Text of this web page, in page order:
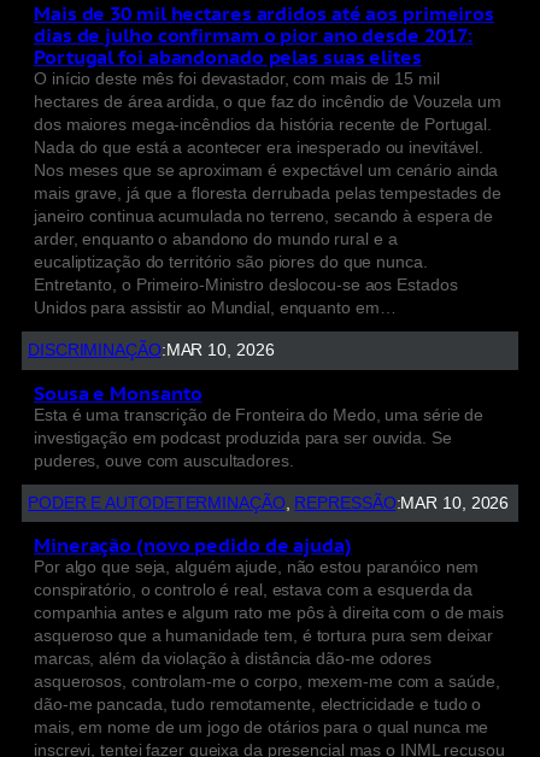
Mais de 30 mil hectares ardidos até aos primeiros
dias de julho confirmam o pior ano desde 2017:
Portugal foi abandonado pelas suas elites
O início deste mês foi devastador, com mais de 15 mil
hectares de área ardida, o que faz do incêndio de Vouzela um
dos maiores mega-incêndios da história recente de Portugal.
Nada do que está a acontecer era inesperado ou inevitável.
Nos meses que se aproximam é expectável um cenário ainda
mais grave, já que a floresta derrubada pelas tempestades de
janeiro continua acumulada no terreno, secando à espera de
arder, enquanto o abandono do mundo rural e a
eucaliptização do território são piores do que nunca.
Entretanto, o Primeiro-Ministro deslocou-se aos Estados
Unidos para assistir ao Mundial, enquanto em…
DISCRIMINAÇÃO: MAR 10, 2026
Sousa e Monsanto
Esta é uma transcrição de Fronteira do Medo, uma série de
investigação em podcast produzida para ser ouvida. Se
puderes, ouve com auscultadores.
PODER E AUTODETERMINAÇÃO, REPRESSÃO:MAR 10, 2026
Mineração (novo pedido de ajuda)
Por algo que seja, alguém ajude, não estou paranóico nem
conspiratório, o controlo é real, estava com a esquerda da
companhia antes e algum rato me pôs à direita com o de mais
asqueroso que a humanidade tem, é tortura pura sem deixar
marcas, além da violação à distância dão-me odores
asquerosos, controlam-me o corpo, mexem-me com a saúde,
dão-me pancada, tudo remotamente, electricidade e tudo o
mais, em nome de um jogo de otários para o qual nunca me
inscrevi, tentei fazer queixa da presencial mas o INML recusou